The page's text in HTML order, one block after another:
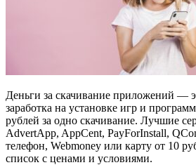
Деньги за скачивание приложений —
заработка на установке игр и
рублей за одно скачивание. Лучшие
AdvertApp, AppCent, PayForInstall,
телефон, Webmoney или карту от 10
список с ценами и условиями.